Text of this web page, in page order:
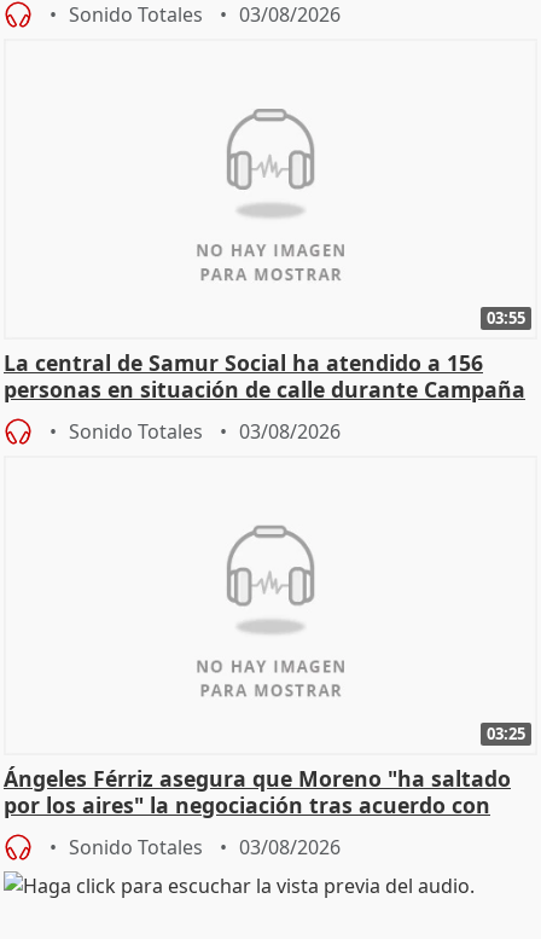
Sonido Totales 03/08/2026
03:55
La central de Samur Social ha atendido a 156
personas en situación de calle durante Campaña
de Calor
Sonido Totales 03/08/2026
03:25
Ángeles Férriz asegura que Moreno "ha saltado
por los aires" la negociación tras acuerdo con
SMA
Sonido Totales 03/08/2026